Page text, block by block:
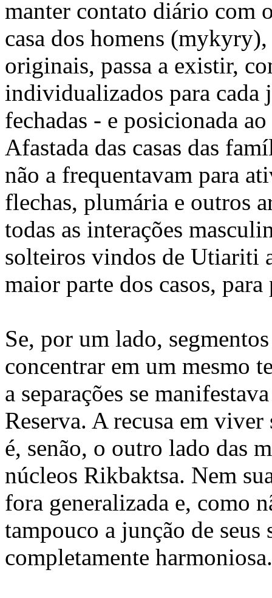
manter contato diário com
casa dos homens
originais, passa a existir,
individualizados para cada
fechadas - e posicionada
Afastada das casas das
não a frequentavam para
flechas, plumária e outros
todas as interações
solteiros vindos de Utiariti
maior parte dos casos,
Se, por um lado,
concentrar em um mesmo
a separações se
Reserva. A recusa em
é, senão, o outro lado das
núcleos Rikbaktsa. Nem
fora generalizada e, como
tampouco a junção de
completamente harmoniosa.